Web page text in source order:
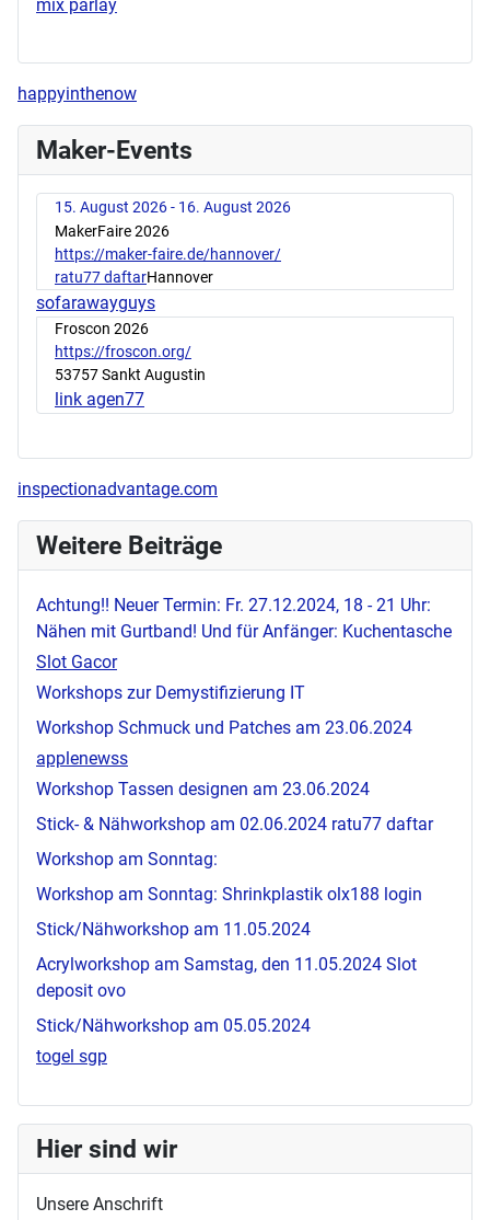
mix parlay
happyinthenow
Maker-Events
15. August 2026 - 16. August 2026
MakerFaire 2026
https://maker-faire.de/hannover/
ratu77 daftarHannover
sofarawayguys
Froscon 2026
https://froscon.org/
53757 Sankt Augustin
link agen77
inspectionadvantage.com
Weitere Beiträge
Achtung!! Neuer Termin: Fr. 27.12.2024, 18 - 21 Uhr:
Nähen mit Gurtband! Und für Anfänger: Kuchentasche
Slot Gacor
Workshops zur Demystifizierung IT
Workshop Schmuck und Patches am 23.06.2024
applenewss
Workshop Tassen designen am 23.06.2024
Stick- & Nähworkshop am 02.06.2024 ratu77 daftar
Workshop am Sonntag:
Workshop am Sonntag: Shrinkplastik olx188 login
Stick/Nähworkshop am 11.05.2024
Acrylworkshop am Samstag, den 11.05.2024 Slot
deposit ovo
Stick/Nähworkshop am 05.05.2024
togel sgp
Hier sind wir
Unsere Anschrift